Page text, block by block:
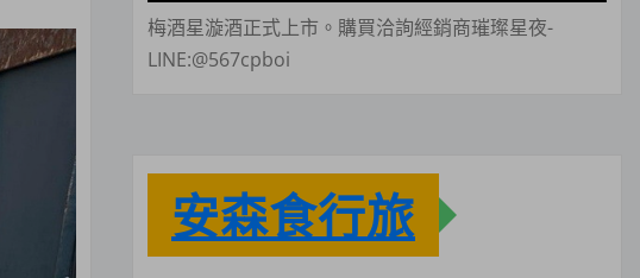
梅酒星漩酒正式上市。購買洽詢經銷商璀璨星夜-
LINE:@567cpboi
安森食行旅